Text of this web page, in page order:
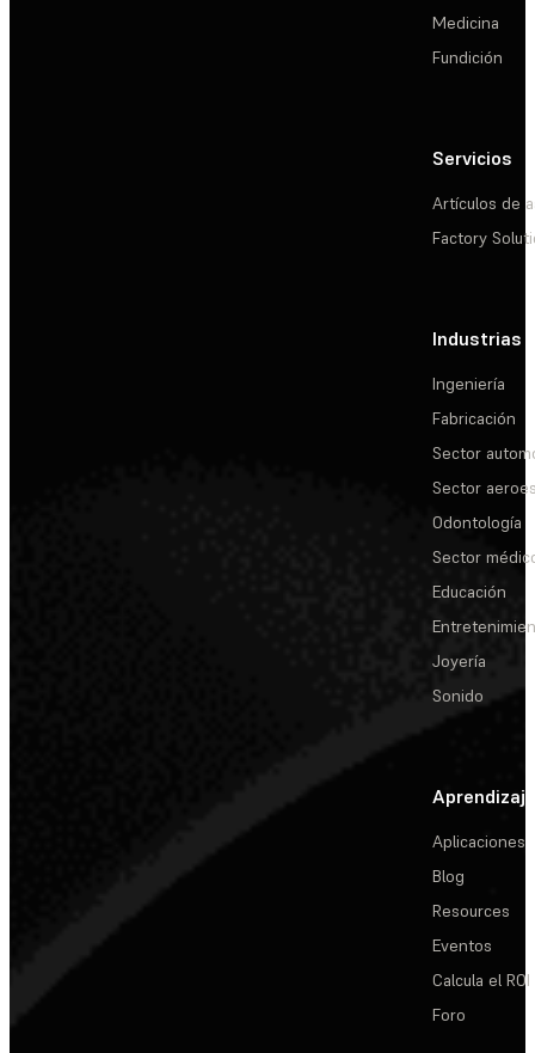
Medicina
Fundición
Servicios
Artículos de
Factory
Industrias
Ingeniería
Fabricación
Sector
Sector
Odontología
Sector
Educación
Joyería
Sonido
Aprendizaje
Aplicaciones
Blog
Resources
Eventos
Calcula el ROI
Foro